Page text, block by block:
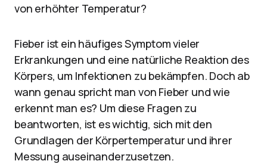
von erhöhter Temperatur?
Fieber ist ein häufiges Symptom vieler
Erkrankungen und eine natürliche Reaktion des
Körpers, um Infektionen zu bekämpfen. Doch ab
wann genau spricht man von Fieber und wie
erkennt man es? Um diese Fragen zu
beantworten, ist es wichtig, sich mit den
Grundlagen der Körpertemperatur und ihrer
Messung auseinanderzusetzen.